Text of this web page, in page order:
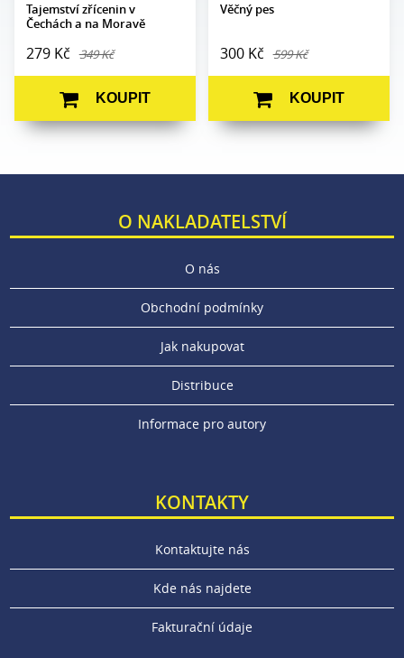
Tajemství zřícenin v
Čechách a na Moravě
279 Kč 349 Kč
KOUPIT
Věčný pes
300 Kč 599 Kč
KOUPIT
O NAKLADATELSTVÍ
O nás
Obchodní podmínky
Jak nakupovat
Distribuce
Informace pro autory
KONTAKTY
Kontaktujte nás
Kde nás najdete
Fakturační údaje